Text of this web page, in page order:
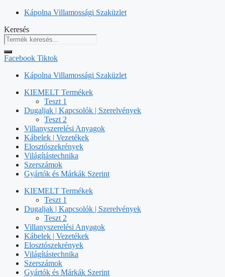
Kilépés
tartalomba
Kápolna Villamossági Szaküzlet
Keresés
Facebook Tiktok
Kápolna Villamossági Szaküzlet
KIEMELT Termékek
Teszt 1
Dugaljak | Kapcsolók | Szerelvények
Teszt 2
Villanyszerelési Anyagok
Kábelek | Vezetékek
Elosztószekrények
Világítástechnika
Szerszámok
Gyártók és Márkák Szerint
KIEMELT Termékek
Teszt 1
Dugaljak | Kapcsolók | Szerelvények
Teszt 2
Villanyszerelési Anyagok
Kábelek | Vezetékek
Elosztószekrények
Világítástechnika
Szerszámok
Gyártók és Márkák Szerint